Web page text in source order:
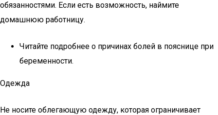
обязанностями. Если есть возможность, наймите
домашнюю работницу.
Читайте подробнее о причинах болей в пояснице при
беременности.
Одежда
Не носите облегающую одежду, которая ограничивает